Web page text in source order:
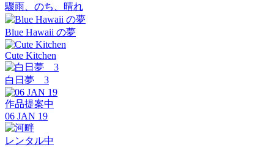
驟雨、のち、晴れ
Blue Hawaii の夢
Cute Kitchen
白日夢 3
作品提案中
06 JAN 19
レンタル中